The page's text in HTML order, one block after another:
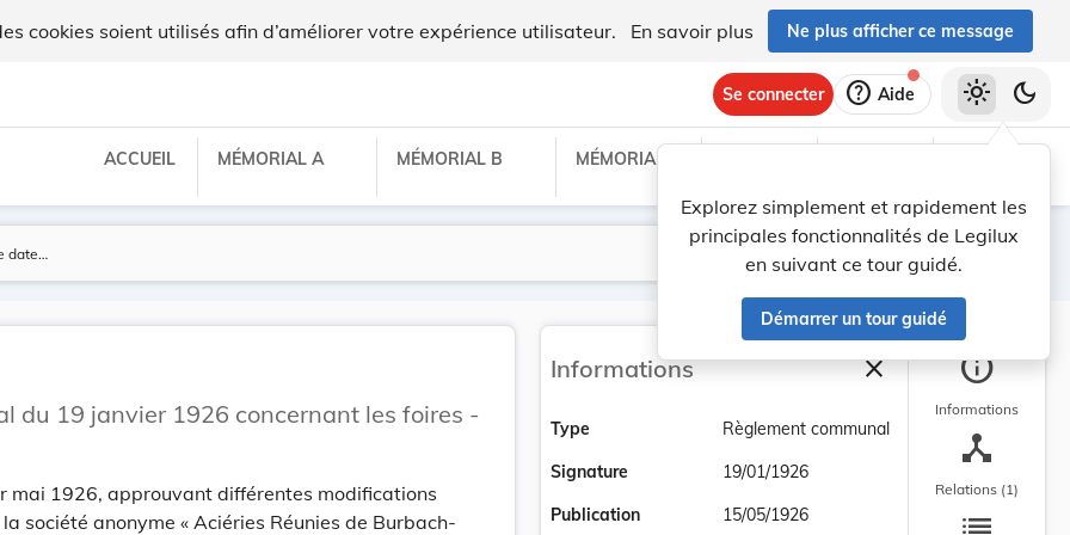
cookies soient utilisés afin d’améliorer votre expérience utilisateur. En savoir plus Ne plus afficher ce message
Se connecter help Aide
Explorez simplement et rapidement les
principales fonctionnalités de Legilux
en suivant ce tour guidé.
Démarrer un tour guidé
light_mode dark_mode
ACCUEIL MÉMORIAL A MÉMORIAL B MÉMORIAL C
Lancer la recherche
Filtres
du 19 janvier 1926 concernant les foires -
mai 1926, approuvant différentes modifications
société anonyme « Aciéries Réunies de Burbach-
Informations closeFermer la barre
Type
Règlement communal
Signature
19/01/1926
Publication
15/05/1926
info
Informations
device_hub
Relations (1)